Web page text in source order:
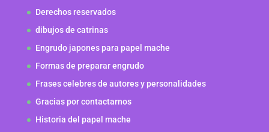
Derechos reservados
dibujos de catrinas
Engrudo japones para papel mache
Formas de preparar engrudo
Frases celebres de autores y personalidades
Gracias por contactarnos
Historia del papel mache